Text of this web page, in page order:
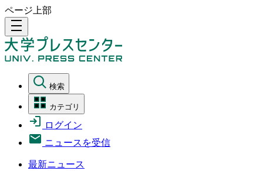
ページ上部
density_medium
検索
カテゴリ
ログイン
ニュースを受信
最新ニュース